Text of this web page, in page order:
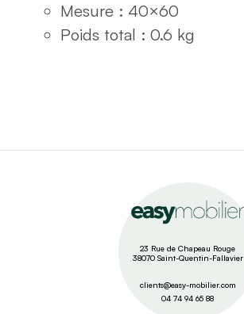
Mesure : 40×60
Poids total : 0.6 kg
23 Rue de Chapeau Rouge
38070 Saint-Quentin-Fallavier
clients@easy-mobilier.com
04 74 94 65 88